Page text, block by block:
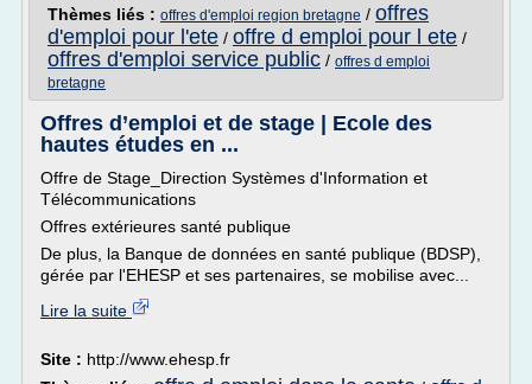
Thèmes liés : offres d'emploi region bretagne / offres
d'emploi pour l'ete / offre d emploi pour l ete /
offres d'emploi service public / offres d emploi
bretagne
Offres d’emploi et de stage | Ecole des
hautes études en ...
Offre de Stage_Direction Systèmes d'Information et
Télécommunications
Offres extérieures santé publique
De plus, la Banque de données en santé publique (BDSP),
gérée par l'EHESP et ses partenaires, se mobilise avec...
Lire la suite
Site : http://www.ehesp.fr